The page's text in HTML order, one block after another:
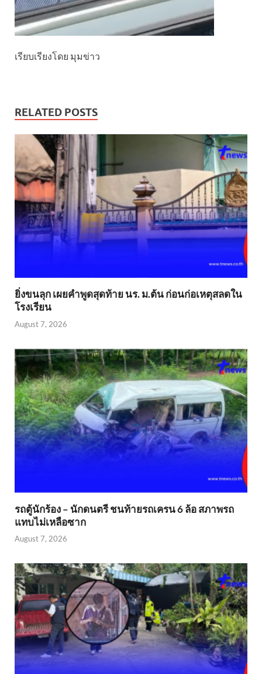
เรียบเรียงโดย มุมข่าว
RELATED POSTS
ยิ่งขนลุก เผยคำพูดสุดท้าย นร. ม.ต้น ก่อนก่อเหตุสลดใน
โรงเรียน
August 7, 2026
รถตู้นักร้อง – นักดนตรี ชนท้ายรถเครน 6 ล้อ สภาพรถ
แทบไม่เหลือซาก
August 7, 2026